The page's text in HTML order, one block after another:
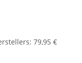
: 79,95 €